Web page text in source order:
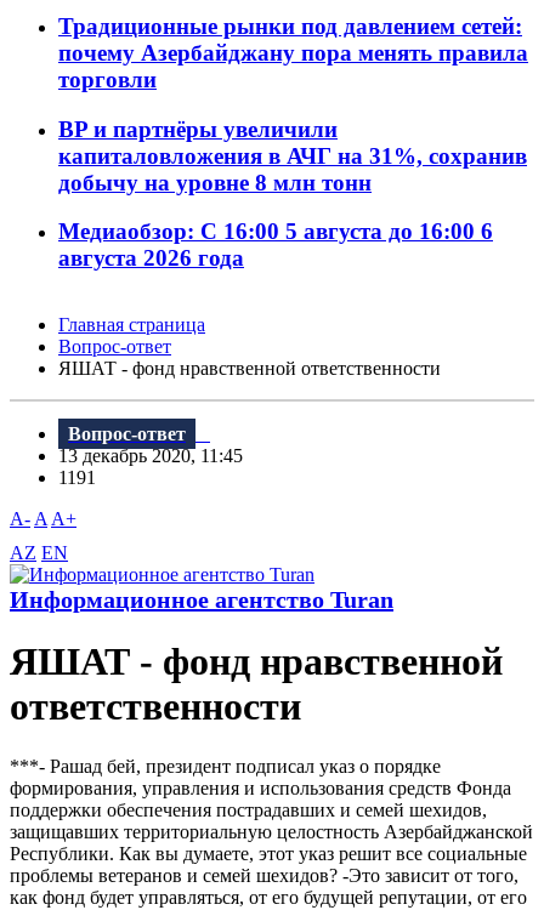
Традиционные рынки под давлением сетей:
почему Азербайджану пора менять правила
торговли
BP и партнёры увеличили
капиталовложения в АЧГ на 31%, сохранив
добычу на уровне 8 млн тонн
Медиаобзор: С 16:00 5 августа до 16:00 6
августа 2026 года
Главная страница
Вопрос-ответ
ЯШАТ - фонд нравственной ответственности
Вопрос-ответ
13 декабрь 2020, 11:45
1191
A- A A+
AZ EN
Информационное агентство Turan
ЯШАТ - фонд нравственной
ответственности
***- Рашад бей, президент подписал указ о порядке
формирования, управления и использования средств Фонда
поддержки обеспечения пострадавших и семей шехидов,
защищавших территориальную целостность Азербайджанской
Республики. Как вы думаете, этот указ решит все социальные
проблемы ветеранов и семей шехидов? -Это зависит от того,
как фонд будет управляться, от его будущей репутации, от его